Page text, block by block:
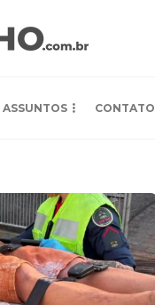
ASSUNTOS CONTATO